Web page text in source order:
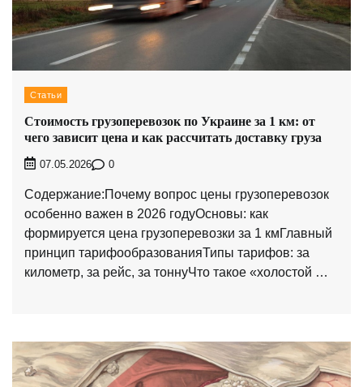
Статьи
Стоимость грузоперевозок по Украине за 1 км: от
чего зависит цена и как рассчитать доставку груза
07.05.2026 0
Содержание:Почему вопрос цены грузоперевозок
особенно важен в 2026 годуОсновы: как
формируется цена грузоперевозки за 1 кмГлавный
принцип тарифообразованияТипы тарифов: за
километр, за рейс, за тоннуЧто такое «холостой …